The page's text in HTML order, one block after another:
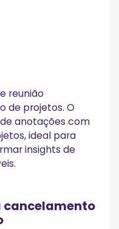
reunião
de projetos. O
anotações com
ideal para
insights de
cancelamento